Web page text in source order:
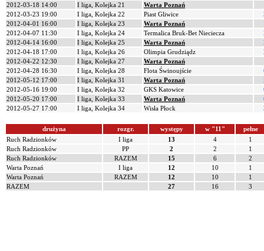
2012-03-18 14:00
I liga, Kolejka 21 Warta Poznań
2012-03-23 19:00
I liga, Kolejka 22 Piast Gliwice
2012-04-01 16:00
I liga, Kolejka 23 Warta Poznań
2012-04-07 11:30
I liga, Kolejka 24 Termalica Bruk-Bet Nieciecza
2012-04-14 16:00
I liga, Kolejka 25 Warta Poznań
2012-04-18 17:00
I liga, Kolejka 26 Olimpia Grudziądz
2012-04-22 12:30
I liga, Kolejka 27 Warta Poznań
2012-04-28 16:30
I liga, Kolejka 28 Flota Świnoujście
2012-05-12 17:00
I liga, Kolejka 31 Warta Poznań
2012-05-16 19:00
I liga, Kolejka 32 GKS Katowice
2012-05-20 17:00
I liga, Kolejka 33 Warta Poznań
2012-05-27 17:00
I liga, Kolejka 34 Wisła Płock
drużyna rozgr. występy w "11"
pełne
Ruch Radzionków
I liga 13 4
1
Ruch Radzionków
PP 2 2
1
Ruch Radzionków
RAZEM 15 6
2
Warta Poznań
I liga 12 10
1
Warta Poznań
RAZEM 12 10
1
RAZEM
27 16 3